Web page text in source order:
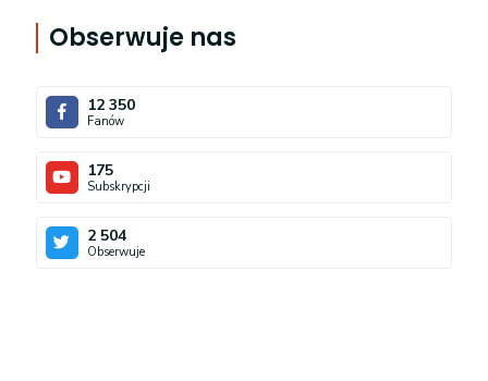
Obserwuje nas
12 350
Fanów
175
Subskrypcji
2 504
Obserwuje